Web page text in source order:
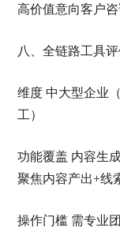
高价值意向客户
八、全链路工具
维度 中大型企业
工）
功能覆盖 内容生
聚焦内容产出+线
操作门槛 需专业